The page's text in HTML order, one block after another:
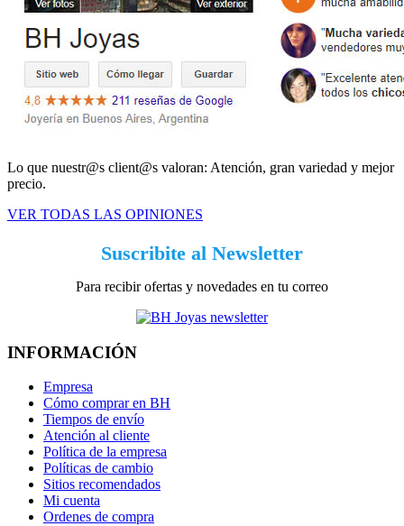
Lo que nuestr@s client@s valoran: Atención, gran variedad y mejor
precio.
VER TODAS LAS OPINIONES
Suscribite al Newsletter
Para recibir ofertas y novedades en tu correo
INFORMACIÓN
Empresa
Cómo comprar en BH
Tiempos de envío
Atención al cliente
Política de la empresa
Políticas de cambio
Sitios recomendados
Mi cuenta
Ordenes de compra